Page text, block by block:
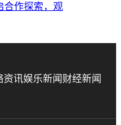
合作探索，观
资讯娱乐新闻 财经新闻